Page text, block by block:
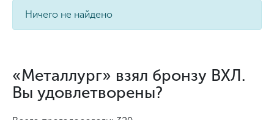
Ничего не найдено
«Металлург» взял бронзу ВХЛ.
Вы удовлетворены?